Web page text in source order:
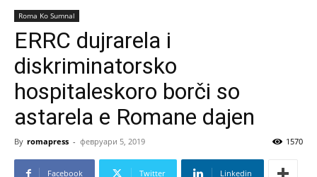
Roma Ko Sumnal
ERRC dujrarela i
diskriminatorsko
hospitaleskoro borči so
astarela e Romane dajen
By romapress - февруари 5, 2019 1570
Facebook Twitter Linkedin